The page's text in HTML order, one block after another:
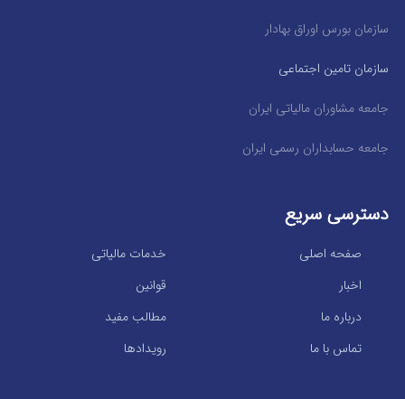
سازمان بورس اوراق بهادار
سازمان تامین اجتماعی
جامعه مشاوران مالیاتی ایران
جامعه حسابداران رسمی ایران
دسترسی سریع
خدمات مالیاتی
صفحه اصلی
قوانین
اخبار
مطالب مفید
درباره ما
رویدادها
تماس با ما